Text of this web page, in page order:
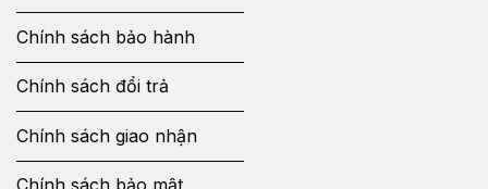
Chính sách bảo hành
Chính sách đổi trả
Chính sách giao nhận